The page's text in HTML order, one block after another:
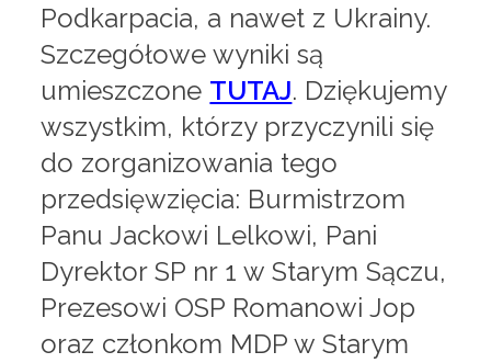
Podkarpacia, a nawet z Ukrainy.
Szczegółowe wyniki są
umieszczone TUTAJ. Dziękujemy
wszystkim, którzy przyczynili się
do zorganizowania tego
przedsięwzięcia: Burmistrzom
Panu Jackowi Lelkowi, Pani
Dyrektor SP nr 1 w Starym Sączu,
Prezesowi OSP Romanowi Jop
oraz członkom MDP w Starym